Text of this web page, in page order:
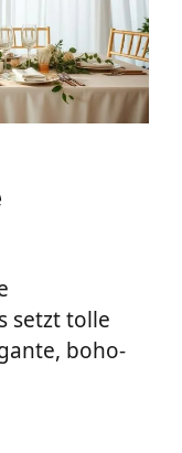
setzt tolle
boho-